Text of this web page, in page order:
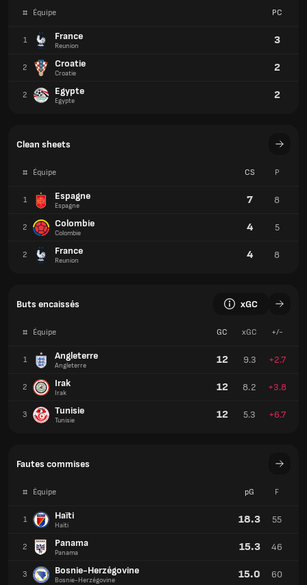
# Équipe PC
1 France
Reunion 3
2 Croatie
Croatie 2
2 Egypte
Egypte 2
Clean sheets
# Équipe CS P
1 Espagne
Espagne 7 8
2 Colombie
Colombie 4 5
2 France
Reunion 4 8
Buts encaissés xGC
# Équipe GC xGC +/-
1 Angleterre
Angleterre 12 9.3 +2.7
2 Irak
Irak 12 8.2 +3.8
3 Tunisie
Tunisie 12 5.3 +6.7
Fautes commises
# Équipe pG F
1 Haïti
Haïti 18.3 55
2 Panama
Panama 15.3 46
3 Bosnie-Herzégovine
Bosnie-Herzégovine 15.0 60